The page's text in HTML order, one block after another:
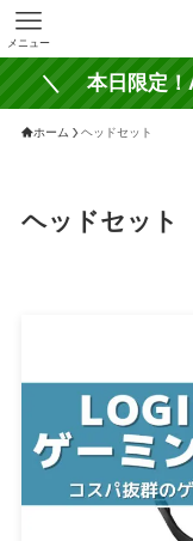
メニュー
＼ 本日限定！
ホーム ヘッドセット
ヘッドセット